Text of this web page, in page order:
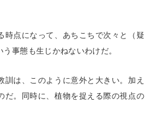
時点になって、あちこちで次々と（疑
事態も生じかねないわけだ。
訓は、このように意外と大きい。加え
だ。同時に、植物を捉える際の視点の